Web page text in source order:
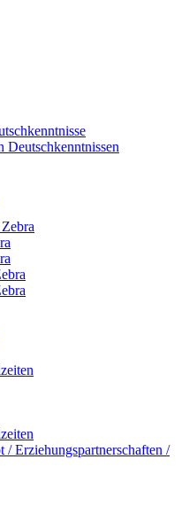
/ Erziehungspartnerschaften /